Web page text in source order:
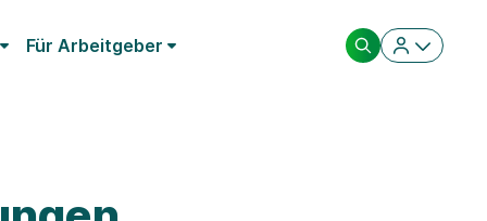
Für Arbeitgeber